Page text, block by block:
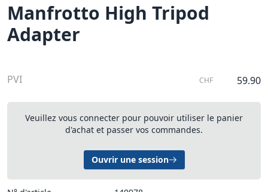
Manfrotto High Tripod
Adapter
PVI CHF 59.90
Veuillez vous connecter pour pouvoir utiliser le panier
d'achat et passer vos commandes.
Ouvrir une session